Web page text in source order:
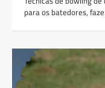
para os batedores,